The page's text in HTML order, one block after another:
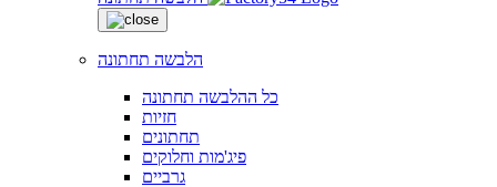
הלבשה תחתונה
כל ההלבשה תחתונה
חזיות
תחתונים
פיג'מות וחלוקים
גרביים